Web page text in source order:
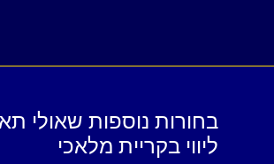
בחורות נוספות שאולי
ליווי בקריית מלאכי